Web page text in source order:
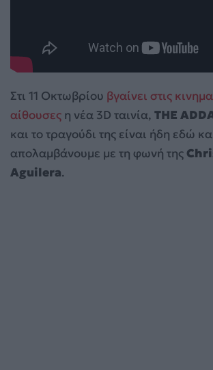
Στι 11 Οκτωβρίου βγαίνει στις
αίθουσες η νέα 3D ταινία, THE
και το τραγούδι της είναι ήδη εδώ
απολαμβάνουμε με τη φωνή της
Aguilera.